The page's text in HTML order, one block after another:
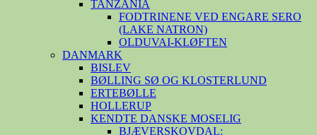
TANZANIA
FODTRINENE VED ENGARE SERO
(LAKE NATRON)
OLDUVAI-KLØFTEN
DANMARK
BISLEV
BØLLING SØ OG KLOSTERLUND
ERTEBØLLE
HOLLERUP
KENDTE DANSKE MOSELIG
BJÆVERSKOVDAL: